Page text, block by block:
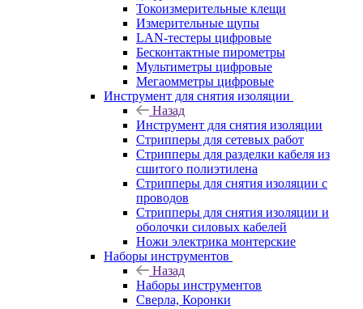
Токоизмерительные клещи
Измерительные щупы
LAN-тестеры цифровые
Бесконтактные пирометры
Мультиметры цифровые
Мегаомметры цифровые
Инструмент для снятия изоляции
Назад
Инструмент для снятия изоляции
Стрипперы для сетевых работ
Стрипперы для разделки кабеля из
сшитого полиэтилена
Cтрипперы для снятия изоляции с
проводов
Стрипперы для снятия изоляции и
оболочки силовых кабелей
Ножи электрика монтерские
Наборы инструментов
Назад
Наборы инструментов
Сверла, Коронки